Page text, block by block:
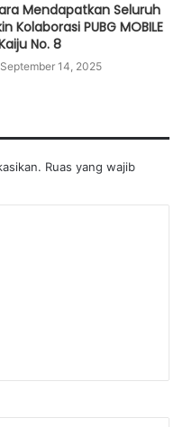
Mendapatkan Seluruh
Kolaborasi PUBG MOBILE
No. 8
September 14, 2025
Ruas yang wajib